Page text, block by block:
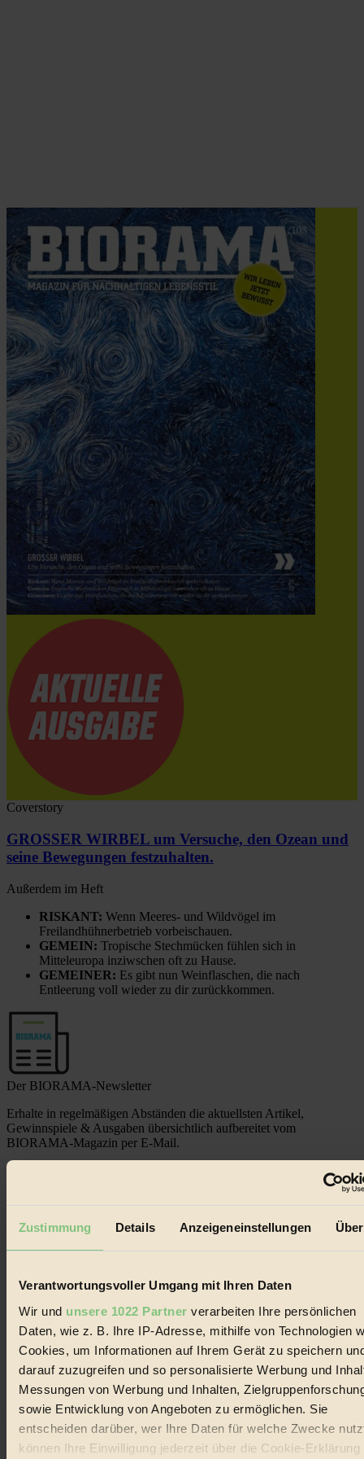
Zustimmung Details Anzeigeneinstellungen
Verantwortungsvoller Umgang mit Ihren Daten
Wir und unsere 1022 Partner verarbeiten Ihre persönlichen
Daten, wie z. B. Ihre IP-Adresse, mithilfe von Technologien
Cookies, um Informationen auf Ihrem Gerät zu speichern
darauf zuzugreifen und so personalisierte Werbung und
Messungen von Werbung und Inhalten,
sowie Entwicklung von Angeboten zu ermöglichen. Sie
entscheiden darüber, wer Ihre Daten für welche Zwecke
können Ihre Einwilligung jederzeit über die Cookie-Erklärung
Coverstory
GROSSER WIRBEL um Versuche, den Ozean und
seine Bewegungen festzuhalten.
Außerdem im Heft
RISKANT: Wenn Meeres- und Wildvögel im
Freilandhühnerbetrieb vorbeischauen.
GEMEIN: Tropische Stechmücken fühlen sich in
Mitteleuropa inziwschen oft zu Hause.
GEMEINER: Es gibt nun Weinflaschen, die nach
Entleerung voll wieder zu dir zurückkommen.
Der BIORAMA-Newsletter
Erhalte in regelmäßigen Abständen die aktuellsten Artikel,
Gewinnspiele & Ausgaben übersichtlich aufbereitet vom
BIORAMA-Magazin per E-Mail.
© 2026 Biorama GmbH
Impressum & Disclaimer
Datenschutz
Mediadaten
Biorama steht für einen nachhaltigen Lebensstil und bewussten
Lebenswandel. Es ist eine moderne Plattform für Ideen, Menschen
und Produkte, ein Leitfaden im schnell wachsenden Markt des
Handels mit Bioprodukten, des Fair-Trade sowie der Branche
alternativer Energien.